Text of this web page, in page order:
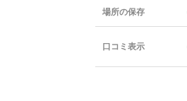
場所の保存
口コミ表示